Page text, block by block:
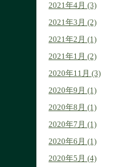
2021年4月 (3)
2021年3月 (2)
2021年2月 (1)
2021年1月 (2)
2020年11月 (3)
2020年9月 (1)
2020年8月 (1)
2020年7月 (1)
2020年6月 (1)
2020年5月 (4)